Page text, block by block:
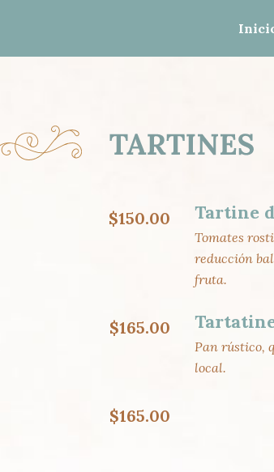
$150.00 Tartine
Tomates
reducción
fruta.
$165.00
Pan rústico,
local.
$165.00